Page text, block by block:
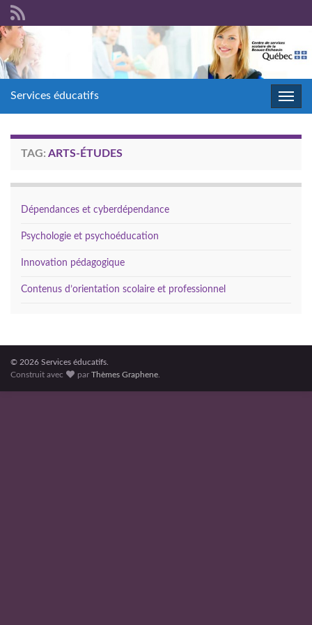
Services éducatifs
TAG: ARTS-ÉTUDES
Dépendances et cyberdépendance
Psychologie et psychoéducation
Innovation pédagogique
Contenus d’orientation scolaire et professionnel
© 2026 Services éducatifs.
Construit avec
parThèmes Graphene